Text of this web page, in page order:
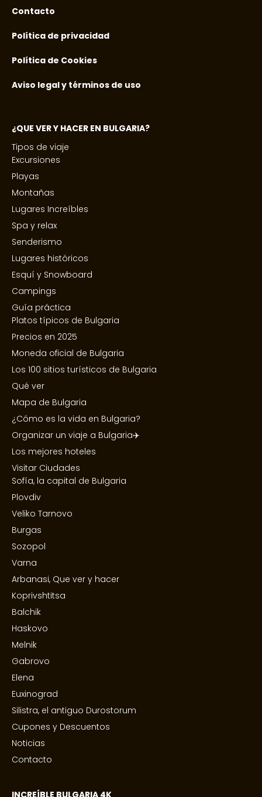
Contacto
Política de privacidad
Política de Cookies
Aviso legal y términos de uso
¿QUE VER Y HACER EN BULGARIA?
Tipos de viaje
Excursiones
Playas
Montañas
Lugares Increíbles
Spa y relax
Senderismo
Lugares históricos
Esquí y Snowboard
Campings
Guía práctica
Platos típicos de Bulgaria
Precios en 2025
Moneda oficial de Bulgaria
Los 100 sitios turísticos de Bulgaria
Qué ver
Mapa de Bulgaria
¿Cómo es la vida en Bulgaria?
Organizar un viaje a Bulgaria✈️
Los mejores hoteles
Visitar Ciudades
Sofía, la capital de Bulgaria
Plovdiv
Veliko Tarnovo
Burgas
Sozopol
Varna
Arbanasi, Que ver y hacer
Koprivshtitsa
Balchik
Haskovo
Melnik
Gabrovo
Elena
Euxinograd
Silistra, el antiguo Durostorum
Cupones y Descuentos
Noticias
Contacto
INCREÍBLE BULGARIA 4K